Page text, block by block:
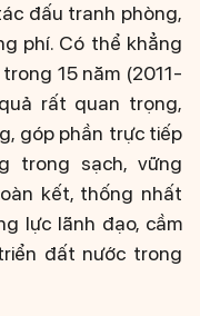
đấu tranh phòng,
phí. Có thể khẳng
15 năm (2011-
rất quan trọng,
góp phần trực tiếp
trong sạch, vững
kết, thống nhất
lực lãnh đạo, cầm
đất nước trong